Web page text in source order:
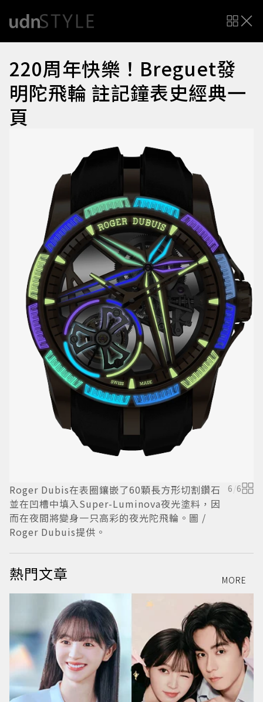
220周年快樂！Breguet發
明陀飛輪 註記鐘表史經典一
頁
Roger Dubis在表圈鑲嵌了60顆長方形切割鑽石
並在凹槽中填入Super-Luminova夜光塗料，因
而在夜間將變身一只高彩的夜光陀飛輪。圖 /
Roger Dubuis提供。
6 /6
熱門文章 MORE